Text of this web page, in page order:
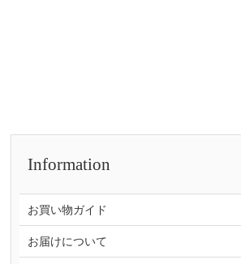
Information
お買い物ガイド
お届けについて